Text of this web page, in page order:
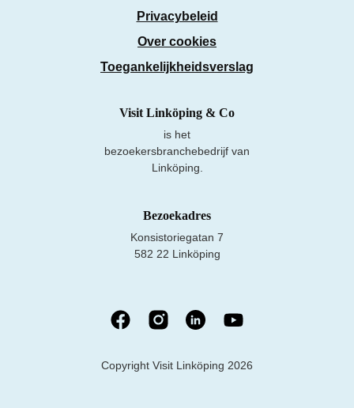
Privacybeleid
Over cookies
Toegankelijkheidsverslag
Visit Linköping & Co
is het
bezoekersbranchebedrijf van
Linköping.
Bezoekadres
Konsistoriegatan 7
582 22 Linköping
Copyright Visit Linköping 2026